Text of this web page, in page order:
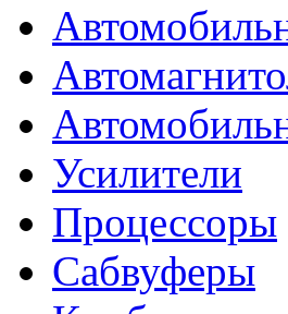
Усилители
Процессоры
Сабвуферы